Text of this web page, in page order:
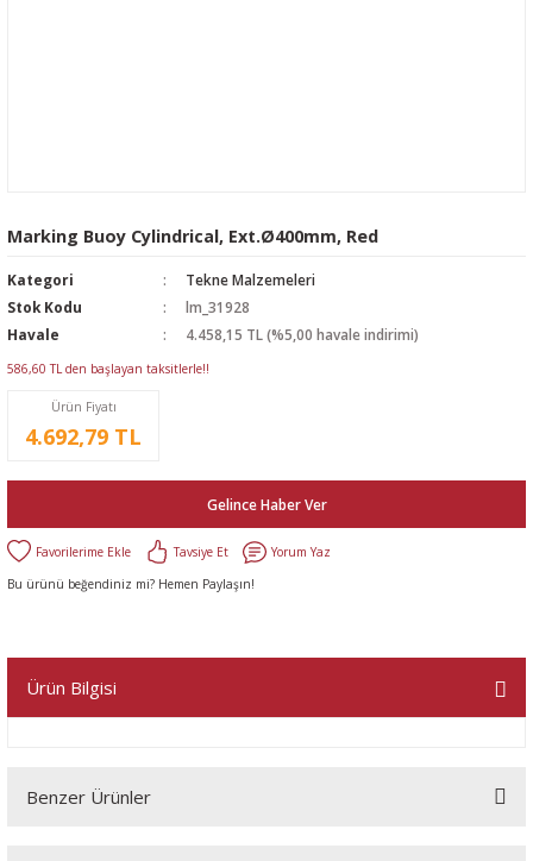
Marking Buoy Cylindrical, Ext.Ø400mm, Red
Kategori
Tekne Malzemeleri
Stok Kodu
lm_31928
Havale
4.458,15 TL (%5,00 havale indirimi)
586,60 TL den başlayan taksitlerle!!
Ürün Fiyatı
4.692,79 TL
Gelince Haber Ver
Tavsiye Et
Yorum Yaz
Bu ürünü beğendiniz mi? Hemen Paylaşın!
Ürün Bilgisi
Benzer Ürünler